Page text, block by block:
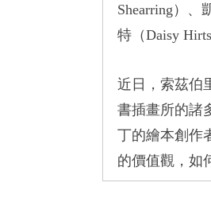
Shearring） 、
特 （Daisy Hirts
近日，索茲伯
書插畫所的諸
丁的繪本創作
的價值觀，如